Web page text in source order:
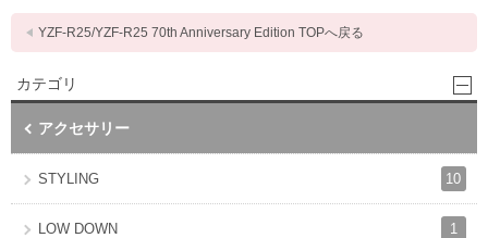
YZF-R25/YZF-R25 70th Anniversary Edition TOPへ戻る
カテゴリ
アクセサリー
STYLING 10
LOW DOWN 1